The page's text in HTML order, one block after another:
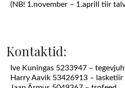
(NB! 1.november – 1.aprill tiir
Kontaktid:
Ive Kuningas 5233947 –
Harry Aavik 53426913 – lasketiir